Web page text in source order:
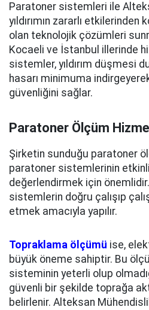
Paratoner sistemleri ile
yıldırımın zararlı
olan teknolojik çözümleri
Kocaeli ve İstanbul illerinde
sistemler, yıldırım düşmesi
hasarı minimuma
güvenliğini sağlar.
Paratoner Ölçüm
Şirketin sunduğu paratoner
paratoner sistemlerinin
değerlendirmek için
sistemlerin doğru çalışıp
etmek amacıyla yapılır.
Topraklama ölçümü ise,
büyük öneme sahiptir. Bu
sisteminin yeterli olup
güvenli bir şekilde toprağa
belirlenir. Alteksan